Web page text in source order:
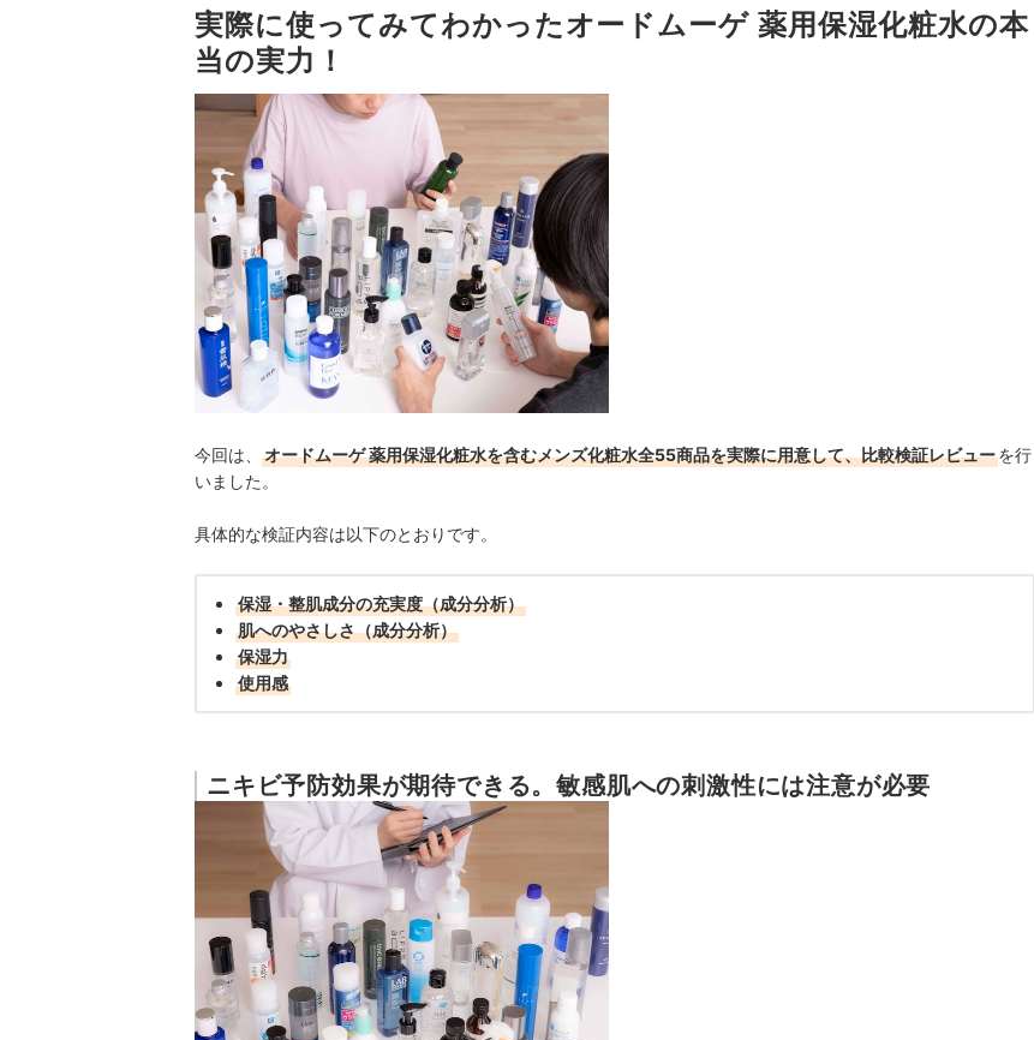
実際に使ってみてわかったオードムーゲ 薬用保湿化粧水の本
当の実力！
今回は、 オードムーゲ 薬用保湿化粧水を含むメンズ化粧水全55商品を実際に用意して、比較検証レビューを行
いました。
具体的な検証内容は以下のとおりです。
保湿・整肌成分の充実度（成分分析）
肌へのやさしさ（成分分析）
保湿力
使用感
ニキビ予防効果が期待できる。敏感肌への刺激性には注意が必要